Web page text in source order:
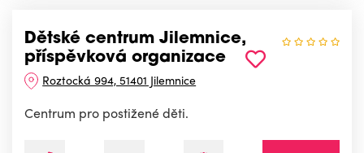
Dětské centrum Jilemnice,
příspěvková organizace
Roztocká 994, 51401 Jilemnice
Centrum pro postižené děti.